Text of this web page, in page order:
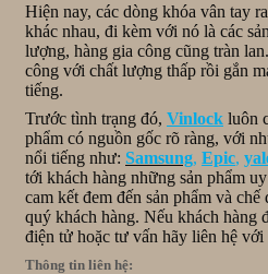
Hiện nay, các dòng khóa vân tay
khác nhau, đi kèm với nó là các
lượng, hàng gia công cũng tràn
công với chất lượng thấp rồi gắn
tiếng.
Trước tình trạng đó, Vinlock luôn
phẩm có nguồn gốc rõ ràng, với
nổi tiếng như: Samsung, Epic,
tới khách hàng những sản phẩm
cam kết đem đến sản phẩm và
quý khách hàng. Nếu khách hàng
điện tử hoặc tư vấn hãy liên hệ
Thông tin liên hệ: